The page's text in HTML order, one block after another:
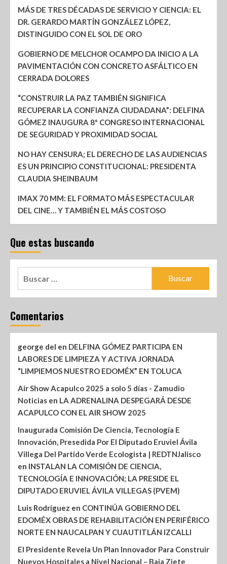
MÁS DE TRES DÉCADAS DE SERVICIO Y CIENCIA: EL
DR. GERARDO MARTÍN GONZÁLEZ LÓPEZ,
DISTINGUIDO CON EL SOL DE ORO
GOBIERNO DE MELCHOR OCAMPO DA INICIO A LA
PAVIMENTACIÓN CON CONCRETO ASFÁLTICO EN
CERRADA DOLORES
“CONSTRUIR LA PAZ TAMBIÉN SIGNIFICA
RECUPERAR LA CONFIANZA CIUDADANA”: DELFINA
GÓMEZ INAUGURA 8º CONGRESO INTERNACIONAL
DE SEGURIDAD Y PROXIMIDAD SOCIAL
NO HAY CENSURA; EL DERECHO DE LAS AUDIENCIAS
ES UN PRINCIPIO CONSTITUCIONAL: PRESIDENTA
CLAUDIA SHEINBAUM
IMAX 70 MM: EL FORMATO MÁS ESPECTACULAR
DEL CINE… Y TAMBIÉN EL MÁS COSTOSO
Que estas buscando
Comentarios
george del en DELFINA GÓMEZ PARTICIPA EN
LABORES DE LIMPIEZA Y ACTIVA JORNADA
“LIMPIEMOS NUESTRO EDOMÉX” EN TOLUCA
Air Show Acapulco 2025 a solo 5 días - Zamudio
Noticias en LA ADRENALINA DESPEGARÁ DESDE
ACAPULCO CON EL AIR SHOW 2025
Inaugurada Comisión De Ciencia, Tecnología E
Innovación, Presedida Por El Diputado Eruviel Ávila
Villega Del Partido Verde Ecologista | REDTNJalisco
en INSTALAN LA COMISIÓN DE CIENCIA,
TECNOLOGÍA E INNOVACIÓN; LA PRESIDE EL
DIPUTADO ERUVIEL ÁVILA VILLEGAS (PVEM)
Luis Rodríguez en CONTINÚA GOBIERNO DEL
EDOMÉX OBRAS DE REHABILITACIÓN EN PERIFÉRICO
NORTE EN NAUCALPAN Y CUAUTITLÁN IZCALLI
El Presidente Revela Un Plan Innovador Para Construir
Nuevos Hospitales a Nivel Nacional – Baja Ziete